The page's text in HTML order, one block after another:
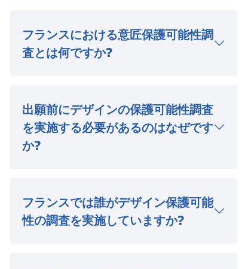
フランスにおける意匠保護可能性調
査とは何ですか?
出願前にデザインの保護可能性調査
を実施する必要があるのはなぜです
か?
フランスでは誰がデザイン保護可能
性の調査を実施していますか?